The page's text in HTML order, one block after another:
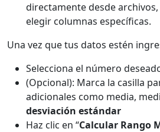
directamente desde
elegir columnas específicas.
Una vez que tus datos estén
Selecciona el número
(Opcional): Marca la casilla
adicionales como media,
desviación estándar
Haz clic en “Calcular Rango